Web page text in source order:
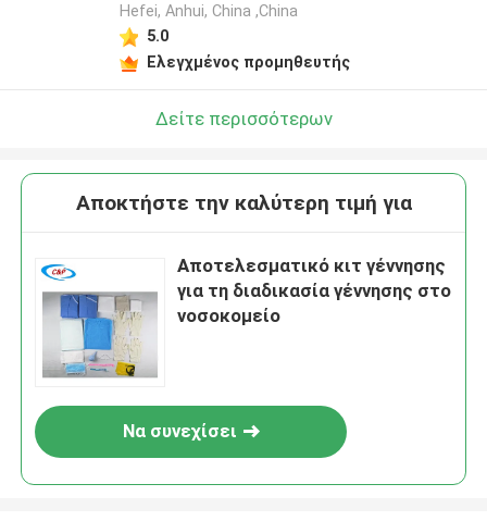
Hefei, Anhui, China ,China
5.0
Ελεγχμένος προμηθευτής
Δείτε περισσότερων
Αποκτήστε την καλύτερη τιμή για
Αποτελεσματικό κιτ γέννησης
για τη διαδικασία γέννησης στο
νοσοκομείο
Να συνεχίσει